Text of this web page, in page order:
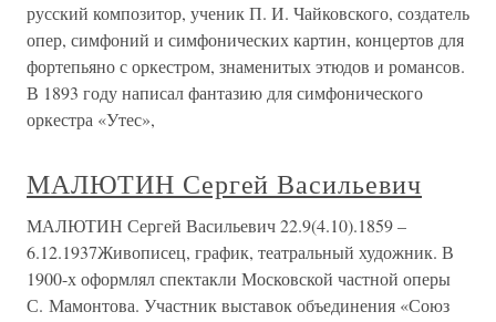
русский композитор, ученик П. И. Чайковского, создатель
опер, симфоний и симфонических картин, концертов для
фортепьяно с оркестром, знаменитых этюдов и романсов.
В 1893 году написал фантазию для симфонического
оркестра «Утес»,
МАЛЮТИН Сергей Васильевич
МАЛЮТИН Сергей Васильевич 22.9(4.10).1859 –
6.12.1937Живописец, график, театральный художник. В
1900-х оформлял спектакли Московской частной оперы
С. Мамонтова. Участник выставок объединения «Союз